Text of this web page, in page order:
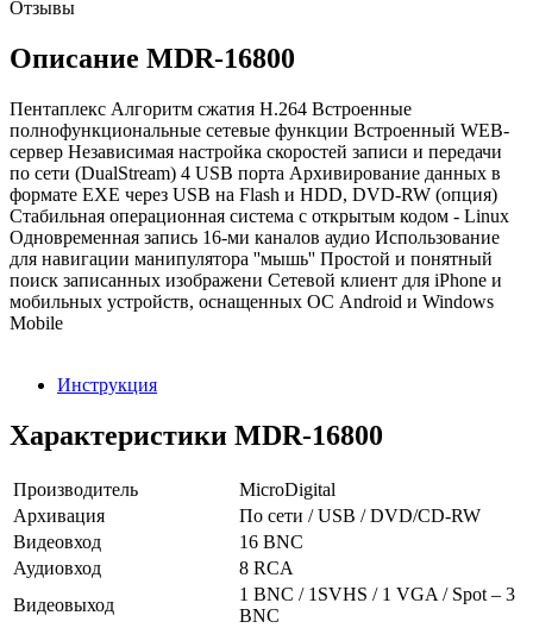
Отзывы
Описание MDR-16800
Пентаплекс Алгоритм сжатия H.264 Встроенные
полнофункциональные сетевые функции Встроенный WEB-
сервер Независимая настройка скоростей записи и передачи
по сети (DualStream) 4 USB порта Архивирование данных в
формате EXE через USB на Flash и HDD, DVD-RW (опция)
Стабильная операционная система с открытым кодом - Linux
Одновременная запись 16-ми каналов аудио Использование
для навигации манипулятора ''мышь'' Простой и понятный
поиск записанных изображени Сетевой клиент для iPhone и
мобильных устройств, оснащенных ОС Android и Windows
Mobile
Инструкция
Характеристики MDR-16800
Производитель
MicroDigital
Архивация
По сети / USB / DVD/CD-RW
Видеовход
16 BNC
Аудиовход
8 RCA
Видеовыход
1 BNC / 1SVHS / 1 VGA / Spot – 3
BNC